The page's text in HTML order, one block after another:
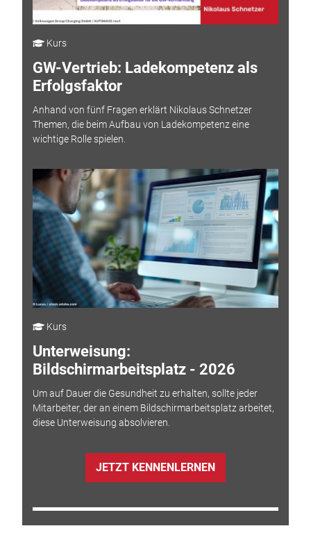
Kurs
GW-Vertrieb: Ladekompetenz als
Erfolgsfaktor
Anhand von fünf Fragen erklärt Nikolaus Schnetzer
Themen, die beim Aufbau von Ladekompetenz eine
wichtige Rolle spielen.
Kurs
Unterweisung:
Bildschirmarbeitsplatz - 2026
Um auf Dauer die Gesundheit zu erhalten, sollte jeder
Mitarbeiter, der an einem Bildschirmarbeitsplatz arbeitet,
diese Unterweisung absolvieren.
JETZT KENNENLERNEN